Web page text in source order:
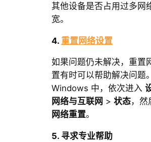
其他设备是否占用过多网
宽。
4. 重置网络设置
如果问题仍未解决，重置
置有时可以帮助解决问题
Windows 中，依次进入
网络与互联网 > 状态，然
网络重置。
5. 寻求专业帮助